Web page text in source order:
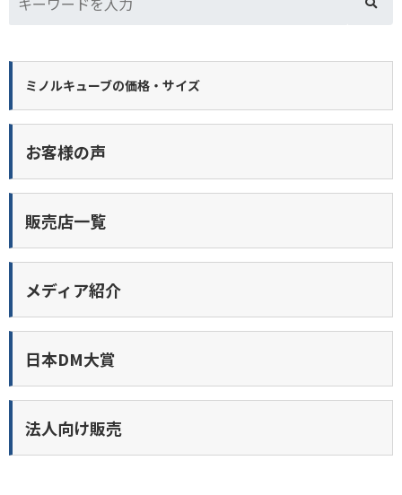
ミノルキューブの価格・サイズ
お客様の声
販売店一覧
メディア紹介
日本DM大賞
法人向け販売